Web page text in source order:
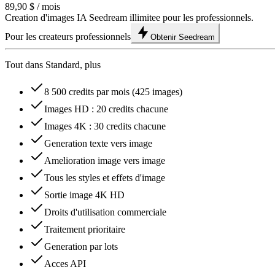
89,90 $ / mois
Creation d'images IA Seedream illimitee pour les professionnels.
Pour les createurs professionnels
Obtenir Seedream
Tout dans Standard, plus
8 500 credits par mois (425 images)
Images HD : 20 credits chacune
Images 4K : 30 credits chacune
Generation texte vers image
Amelioration image vers image
Tous les styles et effets d'image
Sortie image 4K HD
Droits d'utilisation commerciale
Traitement prioritaire
Generation par lots
Acces API